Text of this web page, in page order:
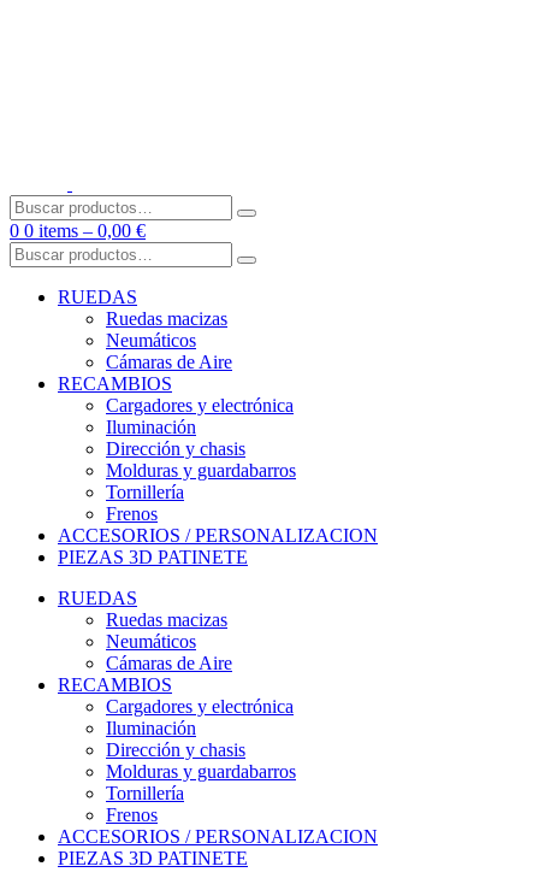
Buscar
por:
0 0 items – 0,00 €
Buscar
por:
RUEDAS
Ruedas macizas
Neumáticos
Cámaras de Aire
RECAMBIOS
Cargadores y electrónica
Iluminación
Dirección y chasis
Molduras y guardabarros
Tornillería
Frenos
ACCESORIOS / PERSONALIZACION
PIEZAS 3D PATINETE
RUEDAS
Ruedas macizas
Neumáticos
Cámaras de Aire
RECAMBIOS
Cargadores y electrónica
Iluminación
Dirección y chasis
Molduras y guardabarros
Tornillería
Frenos
ACCESORIOS / PERSONALIZACION
PIEZAS 3D PATINETE